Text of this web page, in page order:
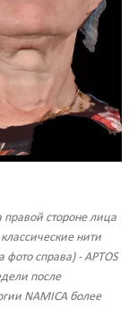
стороне лица
нити
фото справа) - APTOS
после
NAMICA более